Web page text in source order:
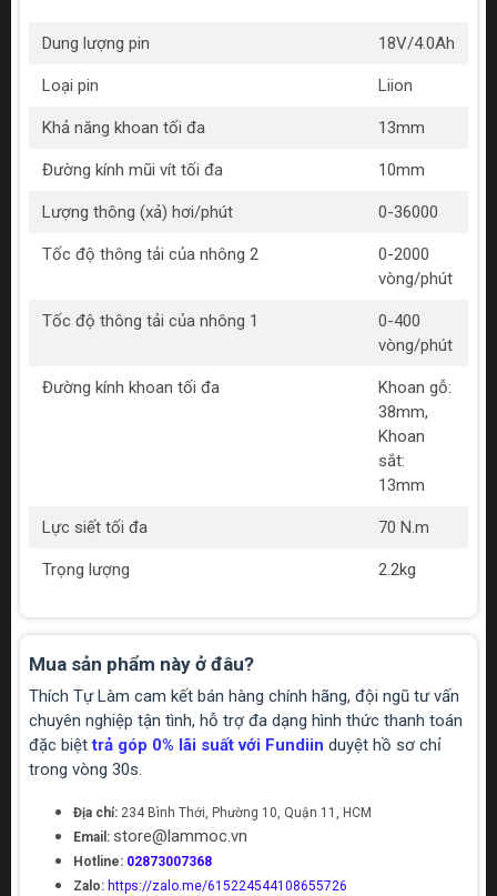
Dung lượng pin 18V/4.0Ah
Loại pin Liion
Khả năng khoan tối đa 13mm
Đường kính mũi vít tối đa 10mm
Lượng thông (xả) hơi/phút 0-36000
Tốc độ thông tải của nhông 2
0-2000
vòng/phút
Tốc độ thông tải của nhông 1
0-400
vòng/phút
Đường kính khoan tối đa
Khoan gỗ:
38mm,
Khoan
sắt:
13mm
Lực siết tối đa 70 N.m
Trọng lượng 2.2kg
Mua sản phẩm này ở đâu?
Thích Tự Làm cam kết bán hàng chính hãng, đội ngũ tư vấn
chuyên nghiệp tận tình, hỗ trợ đa dạng hình thức thanh toán
đặc biệttrả góp 0% lãi suất với Fundiin duyệt hồ sơ chỉ
trong vòng 30s.
Địa chỉ: 234 Bình Thới, Phường 10, Quận 11, HCM
Email: store@lammoc.vn
Hotline: 02873007368
Zalo: https://zalo.me/615224544108655726